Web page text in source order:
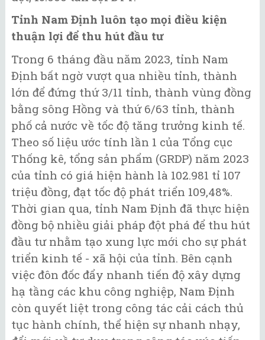
Tỉnh Nam Định luôn tạo mọi điều kiện
thuận lợi để thu hút đầu tư
Trong 6 tháng đầu năm 2023, tỉnh Nam
Định bất ngờ vượt qua nhiều tỉnh, thành
lớn để đứng thứ 3/11 tỉnh, thành vùng đồng
bằng sông Hồng và thứ 6/63 tỉnh, thành
phố cả nước về tốc độ tăng trưởng kinh tế.
Theo số liệu ước tính lần 1 của Tổng cục
Thống kê, tổng sản phẩm (GRDP) năm 2023
của tỉnh có giá hiện hành là 102.981 tỉ 107
triệu đồng, đạt tốc độ phát triển 109,48%.
Thời gian qua, tỉnh Nam Định đã thực hiện
đồng bộ nhiều giải pháp đột phá để thu hút
đầu tư nhằm tạo xung lực mới cho sự phát
triển kinh tế - xã hội của tỉnh. Bên cạnh
việc đôn đốc đẩy nhanh tiến độ xây dựng
hạ tầng các khu công nghiệp, Nam Định
còn quyết liệt trong công tác cải cách thủ
tục hành chính, thể hiện sự nhanh nhạy,